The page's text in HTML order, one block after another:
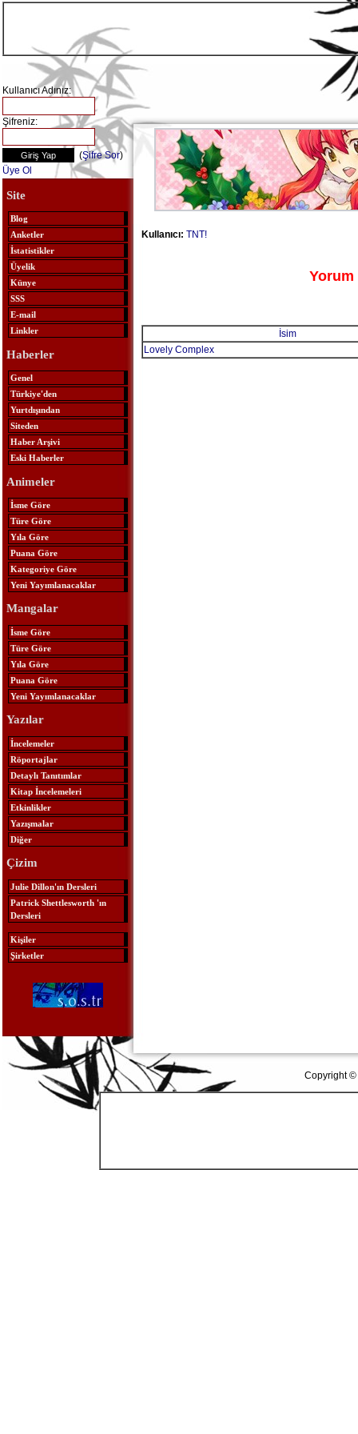
Kullanıcı Adınız:
Şifreniz:
(Şifre Sor)
Üye Ol
Site
Blog
Anketler
İstatistikler
Üyelik
Künye
SSS
E-mail
Linkler
Haberler
Genel
Türkiye'den
Yurtdışından
Siteden
Haber Arşivi
Eski Haberler
Animeler
İsme Göre
Türe Göre
Yıla Göre
Puana Göre
Kategoriye Göre
Yeni Yayımlanacaklar
Mangalar
İsme Göre
Türe Göre
Yıla Göre
Puana Göre
Yeni Yayımlanacaklar
Yazılar
İncelemeler
Röportajlar
Detaylı Tanıtımlar
Kitap İncelemeleri
Etkinlikler
Yazışmalar
Diğer
Çizim
Julie Dillon'ın Dersleri
Patrick Shettlesworth 'ın
Dersleri
Kişiler
Şirketler
Kullanıcı: TNT!
Yorum
İsim
Lovely Complex
Copyright ©